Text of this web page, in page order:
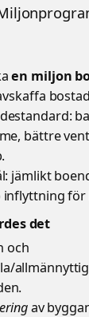
en miljon
bättre
jämlikt
inflyttning för
det
och
av